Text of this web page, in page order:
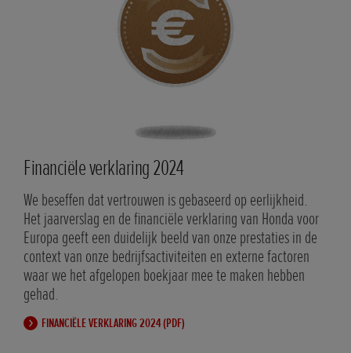
Financiële verklaring 2024
We beseffen dat vertrouwen is gebaseerd op eerlijkheid.
Het jaarverslag en de financiële verklaring van Honda voor
Europa geeft een duidelijk beeld van onze prestaties in de
context van onze bedrijfsactiviteiten en externe factoren
waar we het afgelopen boekjaar mee te maken hebben
gehad.
FINANCIËLE VERKLARING 2024 (PDF)